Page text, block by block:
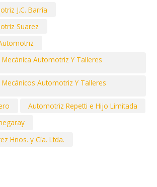
J.C. Barría
Suarez
Automotriz Y Talleres
Mecánicos Automotriz Y Talleres
Automotriz Repetti e Hijo Limitada
Hnos. y Cía. Ltda.